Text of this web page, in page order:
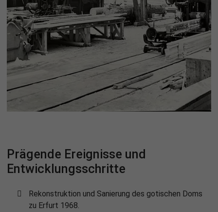
Prägende Ereignisse und
Entwicklungsschritte
Rekonstruktion und Sanierung des gotischen Doms
zu Erfurt 1968.